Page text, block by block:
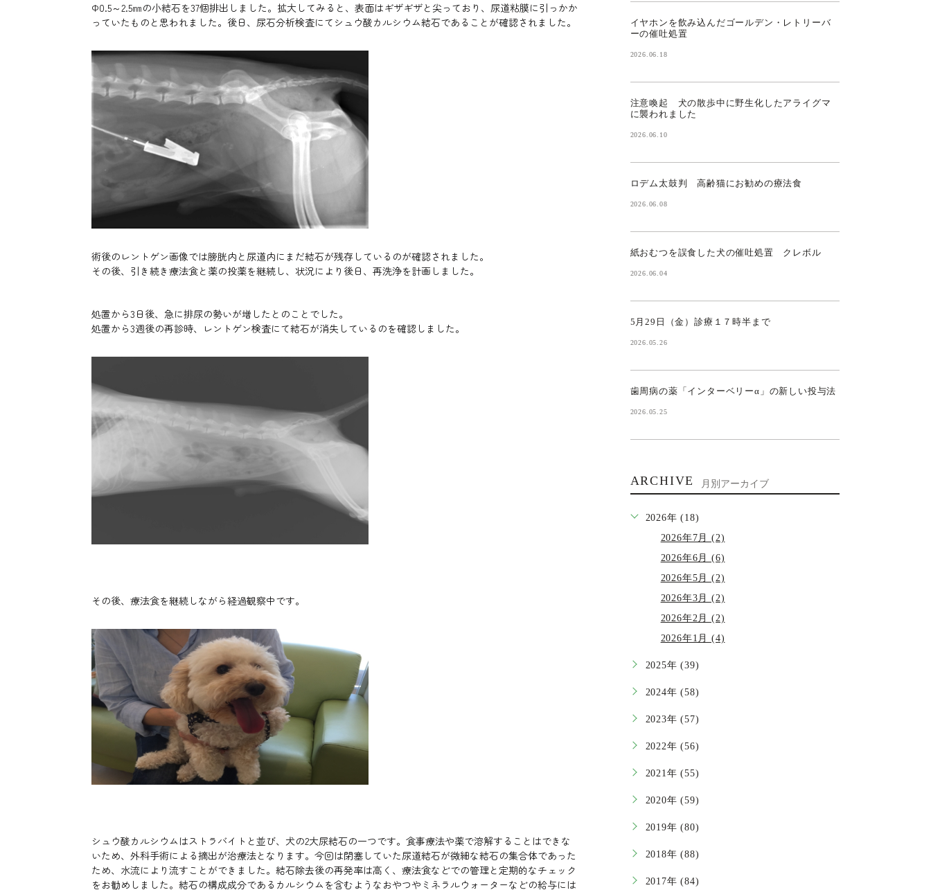
Φ0.5～2.5㎜の小結石を37個排出しました。拡大してみると、表面はギザギザと尖っており、尿道粘膜に引っかか
っていたものと思われました。後日、尿石分析検査にてシュウ酸カルシウム結石であることが確認されました。
術後のレントゲン画像では膀胱内と尿道内にまだ結石が残存しているのが確認されました。
その後、引き続き療法食と薬の投薬を継続し、状況により後日、再洗浄を計画しました。
処置から3日後、急に排尿の勢いが増したとのことでした。
処置から3週後の再診時、レントゲン検査にて結石が消失しているのを確認しました。
その後、療法食を継続しながら経過観察中です。
シュウ酸カルシウムはストラバイトと並び、犬の2大尿結石の一つです。食事療法や薬で溶解することはできな
いため、外科手術による摘出が治療法となります。今回は閉塞していた尿道結石が微細な結石の集合体であった
ため、水流により流すことができました。結石除去後の再発率は高く、療法食などでの管理と定期的なチェック
をお勧めしました。結石の構成成分であるカルシウムを含むようなおやつやミネラルウォーターなどの給与には
イヤホンを飲み込んだゴールデン・レトリーバ
ーの催吐処置
2026.06.18
注意喚起 犬の散歩中に野生化したアライグマ
に襲われました
2026.06.10
ロデム太鼓判 高齢猫にお勧めの療法食
2026.06.08
紙おむつを誤食した犬の催吐処置 クレボル
2026.06.04
5月29日（金）診療１７時半まで
2026.05.26
歯周病の薬「インターベリーα」の新しい投与法
2026.05.25
ARCHIVE 月別アーカイブ
2026年 (18)
2026年7月 (2)
2026年6月 (6)
2026年5月 (2)
2026年3月 (2)
2026年2月 (2)
2026年1月 (4)
2025年 (39)
2024年 (58)
2023年 (57)
2022年 (56)
2021年 (55)
2020年 (59)
2019年 (80)
2018年 (88)
2017年 (84)